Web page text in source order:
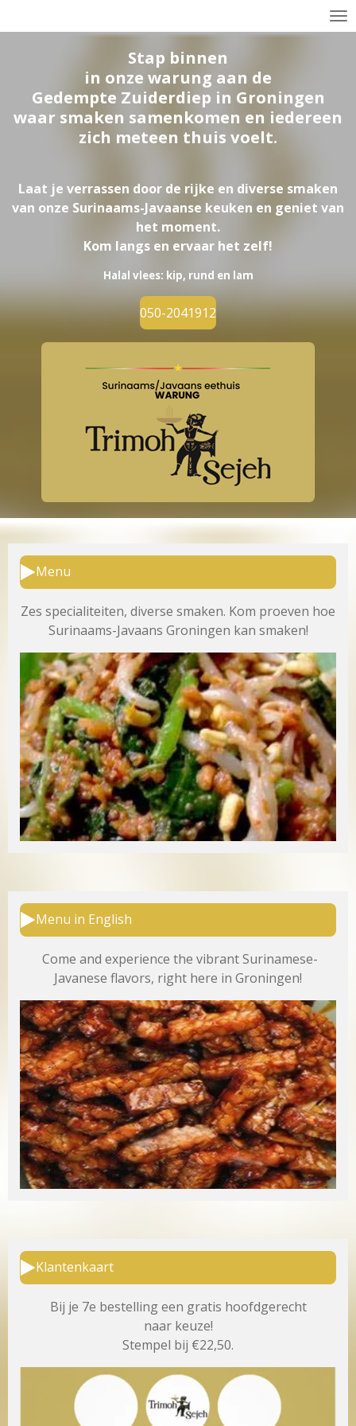
direct
hoofdinhoud
Stap binnen
in onze warung aan de
Gedempte Zuiderdiep in Groningen
waar smaken samenkomen en iedereen
zich meteen thuis voelt.
Laat je verrassen door de rijke en diverse smaken
van onze Surinaams-Javaanse keuken en geniet van
het moment.
Kom langs en ervaar het zelf!
Halal vlees: kip, rund en lam
050-2041912
Menu
Zes specialiteiten, diverse smaken. Kom proeven hoe
Surinaams-Javaans Groningen kan smaken!
Menu in English
Come and experience the vibrant Surinamese-
Javanese flavors, right here in Groningen!
Klantenkaart
Bij je 7e bestelling een gratis hoofdgerecht
naar keuze!
Stempel bij €22,50.